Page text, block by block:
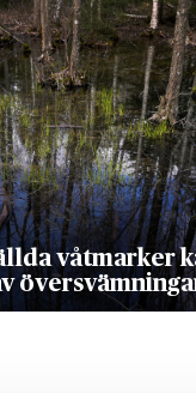
våtmarker